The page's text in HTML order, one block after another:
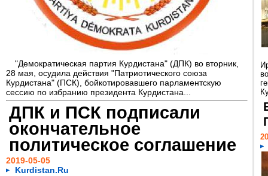
"Демократическая партия Курдистана" (ДПК) во вторник,
28 мая, осудила действия "Патриотического союза
Курдистана" (ПСК), бойкотировавшего парламентскую
сессию по избранию президента Курдистана...
ДПК и ПСК подписали
окончательное
политическое соглашение
2019-05-05
Kurdistan.Ru